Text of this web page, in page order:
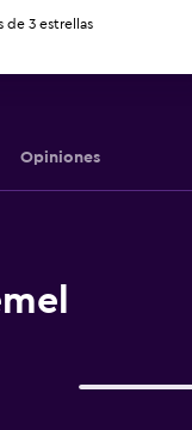
Opiniones
de 3 estrellas